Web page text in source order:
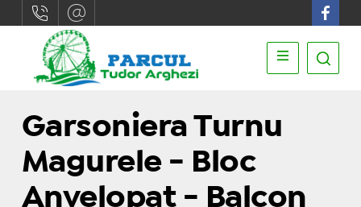
Garsoniera Turnu
Magurele - Bloc
Anvelopat - Balcon